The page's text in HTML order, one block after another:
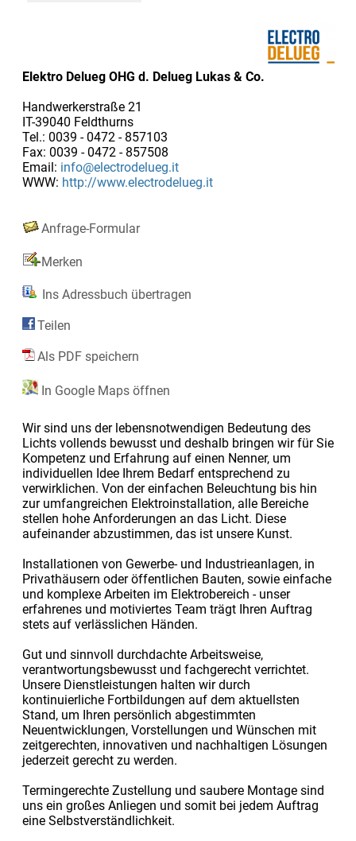
Elektro Delueg OHG d. Delueg Lukas & Co.
Handwerkerstraße 21
IT-39040 Feldthurns
Tel.: 0039 - 0472 - 857103
Fax: 0039 - 0472 - 857508
Email: info@electrodelueg.it
WWW: http://www.electrodelueg.it
Anfrage-Formular
Merken
Ins Adressbuch übertragen
Teilen
Als PDF speichern
In Google Maps öffnen
Wir sind uns der lebensnotwendigen Bedeutung des
Lichts vollends bewusst und deshalb bringen wir für Sie
Kompetenz und Erfahrung auf einen Nenner, um
individuellen Idee Ihrem Bedarf entsprechend zu
verwirklichen. Von der einfachen Beleuchtung bis hin
zur umfangreichen Elektroinstallation, alle Bereiche
stellen hohe Anforderungen an das Licht. Diese
aufeinander abzustimmen, das ist unsere Kunst.
Installationen von Gewerbe- und Industrieanlagen, in
Privathäusern oder öffentlichen Bauten, sowie einfache
und komplexe Arbeiten im Elektrobereich - unser
erfahrenes und motiviertes Team trägt Ihren Auftrag
stets auf verlässlichen Händen.
Gut und sinnvoll durchdachte Arbeitsweise,
verantwortungsbewusst und fachgerecht verrichtet.
Unsere Dienstleistungen halten wir durch
kontinuierliche Fortbildungen auf dem aktuellsten
Stand, um Ihren persönlich abgestimmten
Neuentwicklungen, Vorstellungen und Wünschen mit
zeitgerechten, innovativen und nachhaltigen Lösungen
jederzeit gerecht zu werden.
Termingerechte Zustellung und saubere Montage sind
uns ein großes Anliegen und somit bei jedem Auftrag
eine Selbstverständlichkeit.